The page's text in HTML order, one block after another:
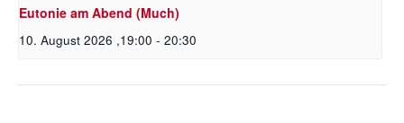
Eutonie am Abend (Much)
10. August 2026 ,19:00 - 20:30